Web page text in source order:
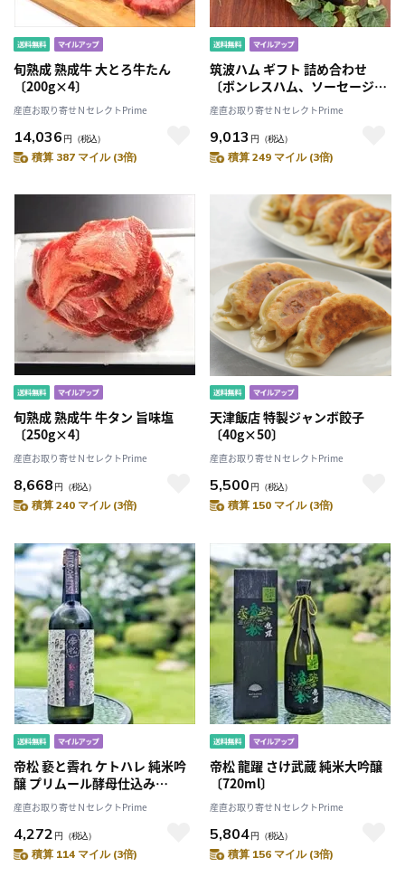
旬熟成 熟成牛 大とろ牛たん
〔200g×4〕
産直お取り寄せＮセレクトPrime
14,036 円 （税込）
積算 387 マイル (3倍)
筑波ハム ギフト 詰め合わせ
〔ボンレスハム、ソーセージ、
ウィンナー〕［沖縄県・離島 配
送不可］
産直お取り寄せＮセレクトPrime
9,013 円 （税込）
積算 249 マイル (3倍)
旬熟成 熟成牛 牛タン 旨味塩
〔250g×4〕
産直お取り寄せＮセレクトPrime
8,668 円 （税込）
積算 240 マイル (3倍)
天津飯店 特製ジャンボ餃子
〔40g×50〕
産直お取り寄せＮセレクトPrime
5,500 円 （税込）
積算 150 マイル (3倍)
帝松 褻と霽れ ケトハレ 純米吟
醸 プリムール酵母仕込み
〔720ml〕
産直お取り寄せＮセレクトPrime
4,272 円 （税込）
積算 114 マイル (3倍)
帝松 龍躍 さけ武蔵 純米大吟醸
〔720ml〕
産直お取り寄せＮセレクトPrime
5,804円 （税込）
積算 156 マイル (3倍)